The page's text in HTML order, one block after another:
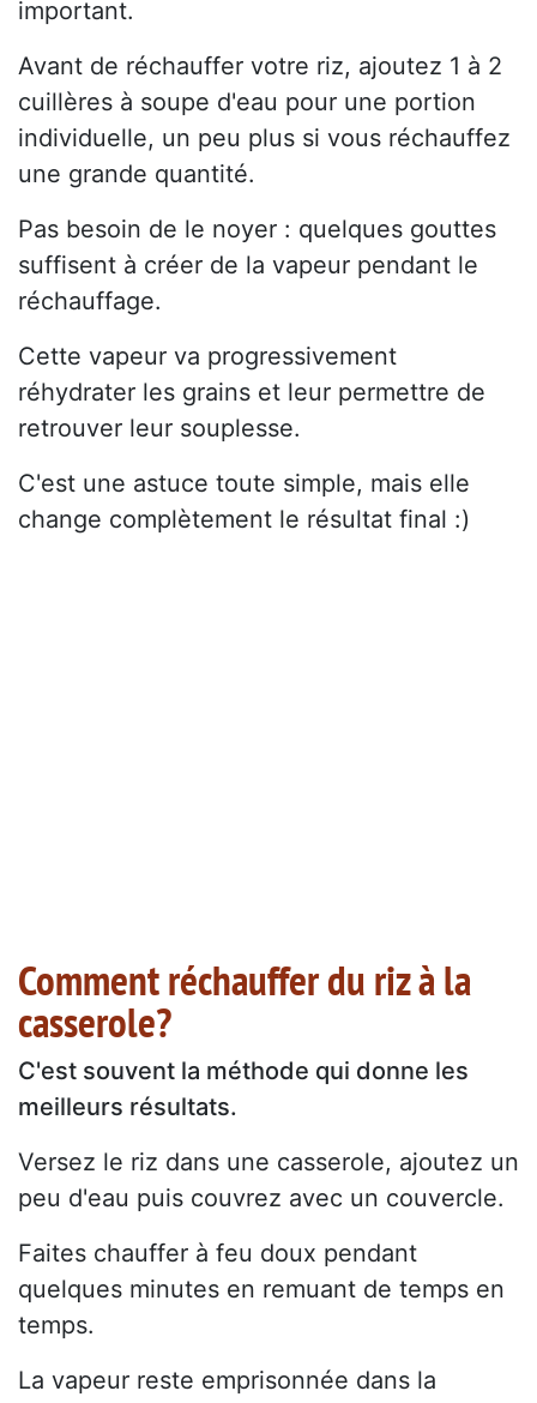
important.
Avant de réchauffer votre riz, ajoutez 1 à 2
cuillères à soupe d'eau pour une portion
individuelle, un peu plus si vous réchauffez
une grande quantité.
Pas besoin de le noyer : quelques gouttes
suffisent à créer de la vapeur pendant le
réchauffage.
Cette vapeur va progressivement
réhydrater les grains et leur permettre de
retrouver leur souplesse.
C'est une astuce toute simple, mais elle
change complètement le résultat final :)
Comment réchauffer du riz à la
casserole?
C'est souvent la méthode qui donne les
meilleurs résultats.
Versez le riz dans une casserole, ajoutez un
peu d'eau puis couvrez avec un couvercle.
Faites chauffer à feu doux pendant
quelques minutes en remuant de temps en
temps.
La vapeur reste emprisonnée dans la